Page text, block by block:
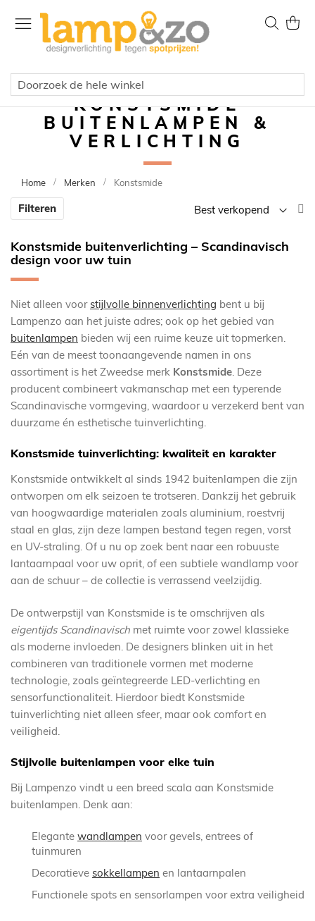
naar
Zoek
KONSTSMIDE
BUITENLAMPEN &
VERLICHTING
Home Merken Konstsmide
Filteren
Konstsmide buitenverlichting – Scandinavisch
design voor uw tuin
Niet alleen voor stijlvolle binnenverlichting bent u bij
Lampenzo aan het juiste adres; ook op het gebied van
buitenlampen bieden wij een ruime keuze uit topmerken.
Eén van de meest toonaangevende namen in ons
assortiment is het Zweedse merk Konstsmide. Deze
producent combineert vakmanschap met een typerende
Scandinavische vormgeving, waardoor u verzekerd bent van
duurzame én esthetische tuinverlichting.
Konstsmide tuinverlichting: kwaliteit en karakter
Konstsmide ontwikkelt al sinds 1942 buitenlampen die zijn
ontworpen om elk seizoen te trotseren. Dankzij het gebruik
van hoogwaardige materialen zoals aluminium, roestvrij
staal en glas, zijn deze lampen bestand tegen regen, vorst
en UV-straling. Of u nu op zoek bent naar een robuuste
lantaarnpaal voor uw oprit, of een subtiele wandlamp voor
aan de schuur – de collectie is verrassend veelzijdig.
De ontwerpstijl van Konstsmide is te omschrijven als
eigentijds Scandinavisch met ruimte voor zowel klassieke
als moderne invloeden. De designers blinken uit in het
combineren van traditionele vormen met moderne
technologie, zoals geïntegreerde LED-verlichting en
sensorfunctionaliteit. Hierdoor biedt Konstsmide
tuinverlichting niet alleen sfeer, maar ook comfort en
veiligheid.
Stijlvolle buitenlampen voor elke tuin
Bij Lampenzo vindt u een breed scala aan Konstsmide
buitenlampen. Denk aan:
Elegante wandlampen voor gevels, entrees of
tuinmuren
Decoratieve sokkellampen en lantaarnpalen
Functionele spots en sensorlampen voor extra veiligheid